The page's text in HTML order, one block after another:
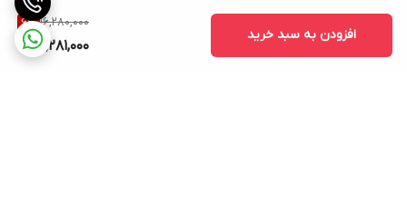
16,280,000
6%
15,281,000
افزودن به سبد خرید